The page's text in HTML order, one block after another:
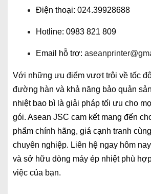
Điện thoại: 024.39928688
Hotline: 0983 821 809
Email hỗ trợ:
Với những ưu điểm vượt trội về tốc
đường hàn và khả năng bảo quản
nhiệt bao bì là giải pháp tối ưu cho
gói. Asean JSC cam kết mang đến
phẩm chính hãng, giá cạnh tranh
chuyên nghiệp. Liên hệ ngay hôm
và sở hữu dòng máy ép nhiệt phù
việc của bạn.